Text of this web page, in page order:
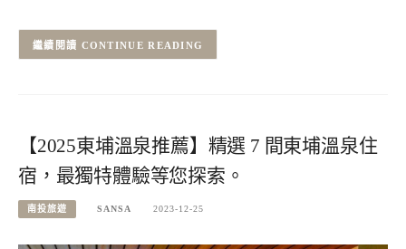
CONTINUE READING
【2025東埔溫泉推薦】精選 7 間東埔溫泉住
宿，最獨特體驗等您探索。
南投旅遊 SANSA 2023-12-25